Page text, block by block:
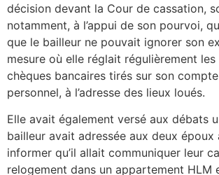
décision devant la Cour de cassation,
notamment, à l’appui de son pourvoi,
que le bailleur ne pouvait ignorer son
mesure où elle réglait régulièrement
chèques bancaires tirés sur son
personnel, à l’adresse des lieux loués.
Elle avait également versé aux débats
bailleur avait adressée aux deux époux
informer qu’il allait communiquer leur
relogement dans un appartement HLM